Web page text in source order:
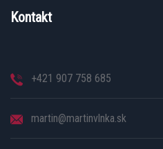
Kontakt
+421 907 758 685
martin@martinvlnka.sk